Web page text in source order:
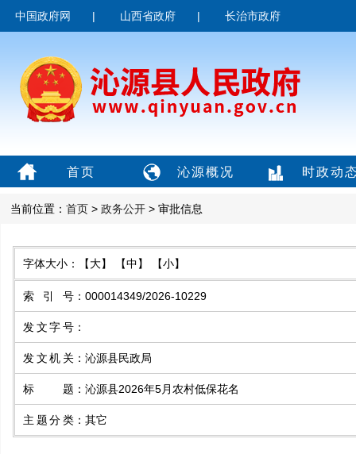
中国政府网 | 山西省政府 | 长治市政府
首页 沁源概况 时政动
当前位置： 首页 > 政务公开 > 审批信息
字体大小： 【大】 【中】 【小】
索引号 ： 000014349/2026-10229
发文字号 ：
发文机关 ： 沁源县民政局
标题 ： 沁源县2026年5月农村低保花名
主题分类 ： 其它